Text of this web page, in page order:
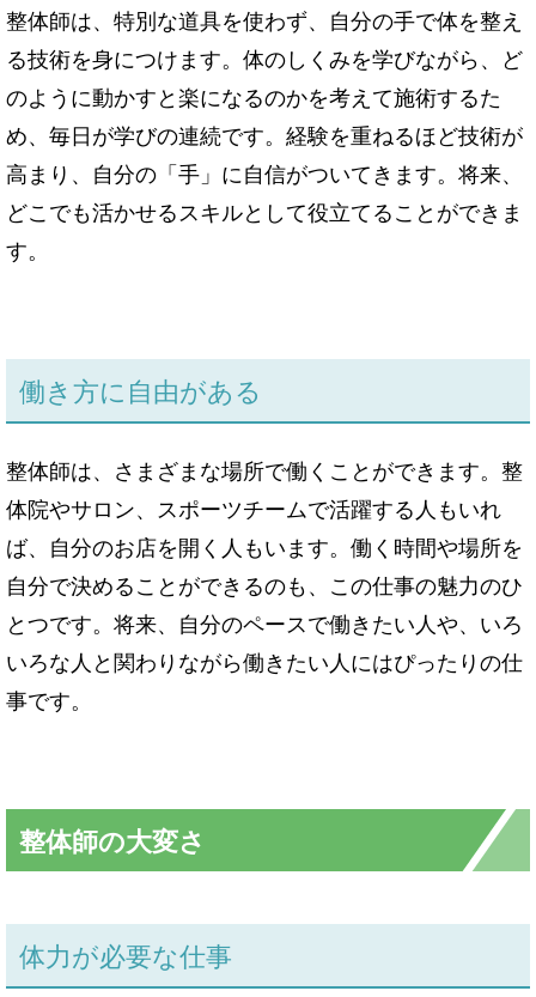
整体師は、特別な道具を使わず、自分の手で体を整え
る技術を身につけます。体のしくみを学びながら、ど
のように動かすと楽になるのかを考えて施術するた
め、毎日が学びの連続です。経験を重ねるほど技術が
高まり、自分の「手」に自信がついてきます。将来、
どこでも活かせるスキルとして役立てることができま
す。
働き方に自由がある
整体師は、さまざまな場所で働くことができます。整
体院やサロン、スポーツチームで活躍する人もいれ
ば、自分のお店を開く人もいます。働く時間や場所を
自分で決めることができるのも、この仕事の魅力のひ
とつです。将来、自分のペースで働きたい人や、いろ
いろな人と関わりながら働きたい人にはぴったりの仕
事です。
整体師の大変さ
体力が必要な仕事